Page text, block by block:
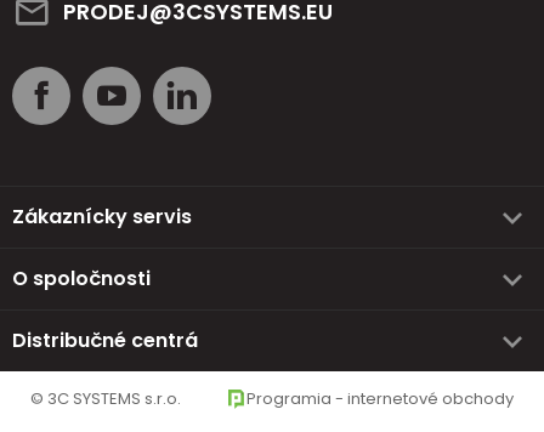
PRODEJ@3CSYSTEMS.EU
Zákaznícky servis
O spoločnosti
Distribučné centrá
© 3C SYSTEMS s.r.o. Programia - internetové obchody